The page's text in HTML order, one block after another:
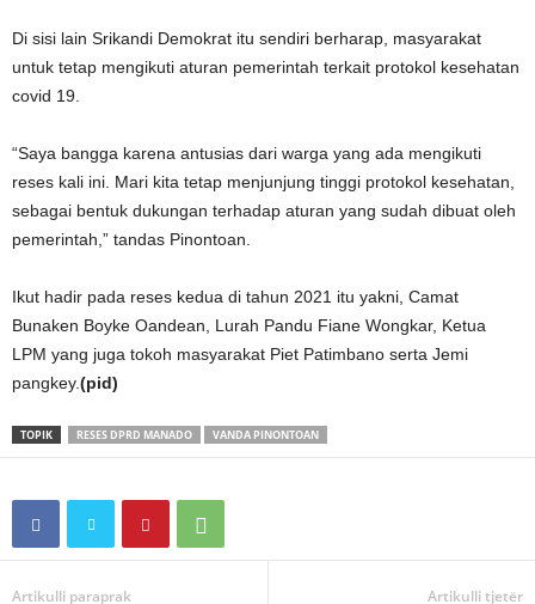
Di sisi lain Srikandi Demokrat itu sendiri berharap, masyarakat
untuk tetap mengikuti aturan pemerintah terkait protokol kesehatan
covid 19.
“Saya bangga karena antusias dari warga yang ada mengikuti
reses kali ini. Mari kita tetap menjunjung tinggi protokol kesehatan,
sebagai bentuk dukungan terhadap aturan yang sudah dibuat oleh
pemerintah,” tandas Pinontoan.
Ikut hadir pada reses kedua di tahun 2021 itu yakni, Camat
Bunaken Boyke Oandean, Lurah Pandu Fiane Wongkar, Ketua
LPM yang juga tokoh masyarakat Piet Patimbano serta Jemi
pangkey.(pid)
TOPIK RESES DPRD MANADO VANDA PINONTOAN
Artikulli paraprak Artikulli tjetër